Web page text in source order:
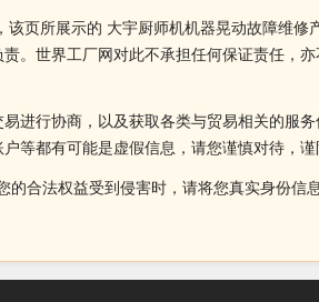
页所展示的 大宇厨师机机器晃动故障维
。世界工厂网对此不承担任何保证责任，
进行协商，以及获取各类与贸易相关的服
等都有可能是虚假信息，请您谨慎对待，谨
合法权益受到侵害时，请将您真实身份